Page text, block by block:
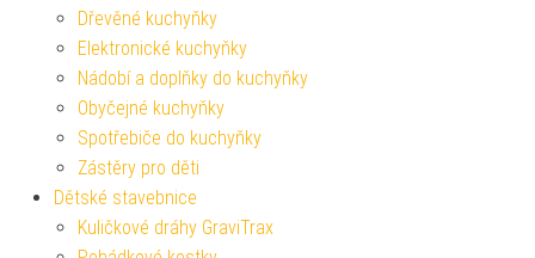
Dřevěné kuchyňky
Elektronické kuchyňky
Nádobí a doplňky do kuchyňky
Obyčejné kuchyňky
Spotřebiče do kuchyňky
Zástěry pro děti
Dětské stavebnice
Kuličkové dráhy GraviTrax